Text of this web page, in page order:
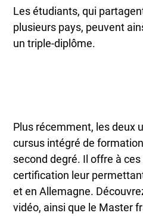
Les étudiants, qui
plusieurs pays, peuvent
un triple-diplôme.
Plus récemment, les deux
cursus intégré de
second degré. Il offre à
certification leur
et en Allemagne.
vidéo, ainsi que le Master